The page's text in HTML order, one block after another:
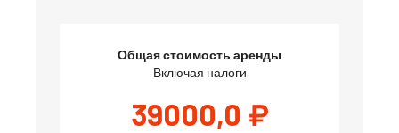
Общая стоимость аренды
Включая налоги
39000,0 ₽